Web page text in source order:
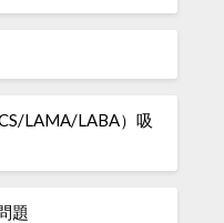
LAMA/LABA）吸
題